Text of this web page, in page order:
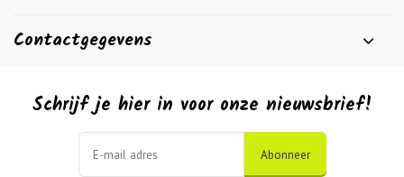
Contactgegevens
Schrijf je hier in voor onze nieuwsbrief!
Abonneer